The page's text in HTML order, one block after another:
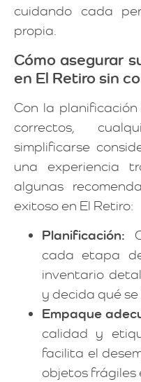
cuidando cada
propia.
Cómo asegurar
en El Retiro sin
Con la
correctos,
simplificarse
una experiencia
algunas
exitoso en El Retiro:
Planificación:
cada etapa
inventario
y decida qué
Empaque
calidad y
facilita el
objetos frágiles